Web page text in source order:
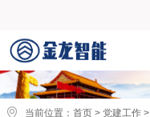
当前位置： 首页> 党建工作>